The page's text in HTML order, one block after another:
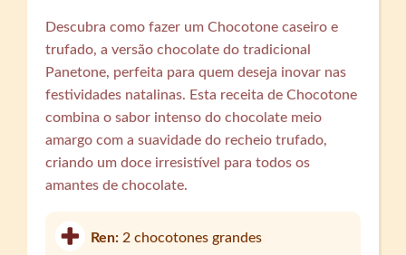
Descubra como fazer um Chocotone caseiro e
trufado, a versão chocolate do tradicional
Panetone, perfeita para quem deseja inovar nas
festividades natalinas. Esta receita de Chocotone
combina o sabor intenso do chocolate meio
amargo com a suavidade do recheio trufado,
criando um doce irresistível para todos os
amantes de chocolate.
Ren: 2 chocotones grandes